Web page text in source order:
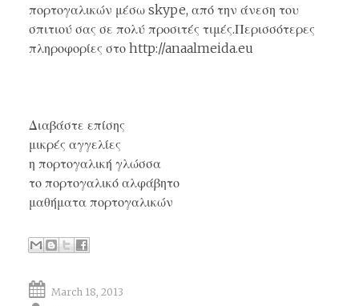
πορτογαλικών μέσω skype, από την άνεση του
σπιτιού σας σε πολύ προσιτές τιμές.Περισσότερες
πληροφορίες στο http://anaalmeida.eu
Διαβάστε επίσης
μικρές αγγελίες
η πορτογαλική γλώσσα
το πορτογαλικό αλφάβητο
μαθήματα πορτογαλικών
March 18, 2013